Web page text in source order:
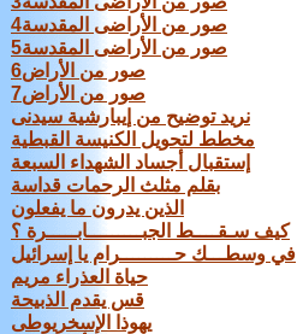
صور من الأراضى المقدسة4
صور من الأراضى المقدسة5
صور من الأراض6
صور من الأراض7
نريد توضيح من إيبارشية سيدنى
مخطط لتحويل الكنيسة القبطية
إستقبال أجساد الشهداء السبعة
بقلم مثلث الرحمات قداسة
الذين يدرون ما يفعلون
كيف سـقــــط الجبـــــــــابـــــرة ؟
في وسطـــك حـــــــــرام يا إسرائيل
حياة العذراء مريم
قس يقدم الذبيحة
يهوذا الإسخريوطى